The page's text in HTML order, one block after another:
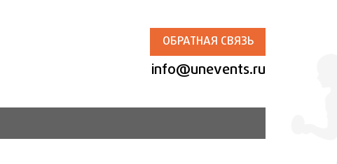
ОБРАТНАЯ СВЯЗЬ
info@unevents.ru